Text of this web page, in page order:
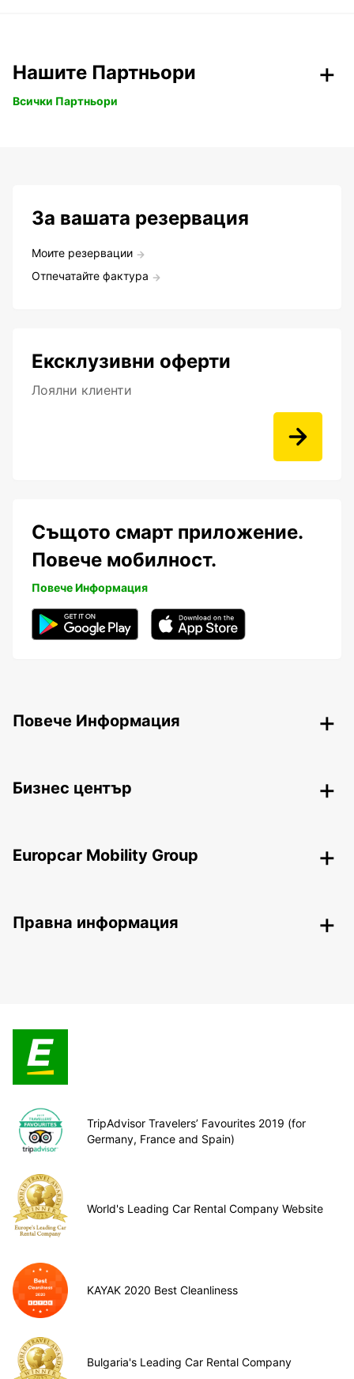
Нашите Партньори
Всички Партньори
За вашата резервация
Моите резервации
Отпечатайте фактура
Ексклузивни оферти
Лоялни клиенти
Същото смарт приложение.
Повече мобилност.
Повече Информация
Повече Информация
Бизнес център
Europcar Mobility Group
Правна информация
TripAdvisor Travelers’ Favourites 2019 (for
Germany, France and Spain)
World's Leading Car Rental Company Website
KAYAK 2020 Best Cleanliness
Bulgaria's Leading Car Rental Company